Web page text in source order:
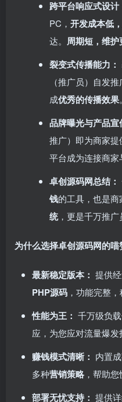
跨平台响应式设计
PC，​ 开发成本低
达。​ 周期短，维
裂变式传播能力：​
（推广员）自发
成优秀的传播效果。
品牌曝光与产品宣
推广）即为商家提
平台成为连接商家
卓创源码网总结：​
钱的工具，也是
统，更是千万推广
为什么选择卓创源码网的喵
最新稳定版本：​ 提供
PHP源码 ，功能完整，
性能为王：​ 千万级负
应，为您应对流量爆发
赚钱模式清晰：​ 内置
多种营销策略 ，帮助
部署无忧支持：​ 提供